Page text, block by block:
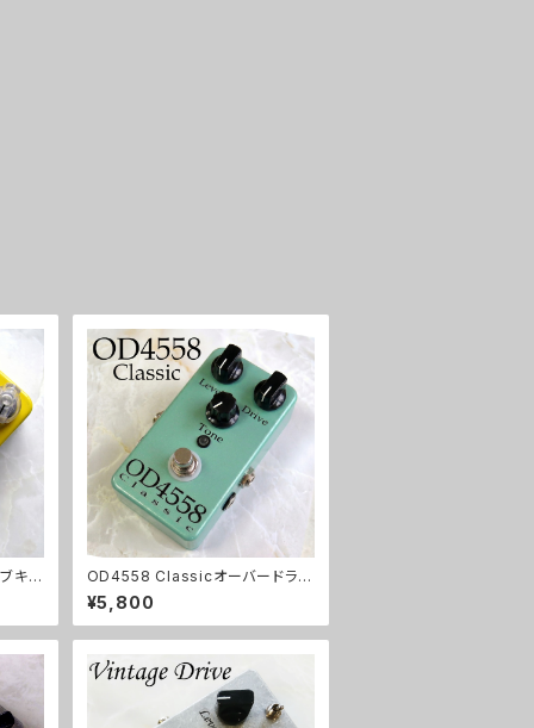
キッ
OD4558 Classicオーバードライ
ブキット【BASIC KIT】
¥5,800